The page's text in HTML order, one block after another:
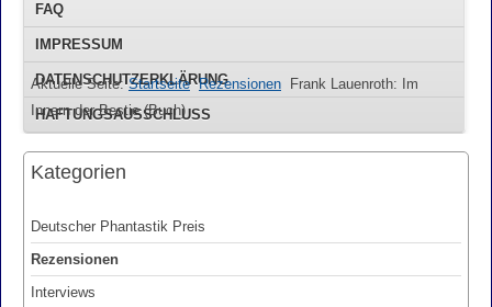
FAQ
IMPRESSUM
DATENSCHUTZERKLÄRUNG
HAFTUNGSAUSSCHLUSS
Aktuelle Seite:Startseite Rezensionen
Frank Lauenroth: Im
Innern der Bestie (Buch)
Kategorien
Deutscher Phantastik Preis
Rezensionen
Interviews